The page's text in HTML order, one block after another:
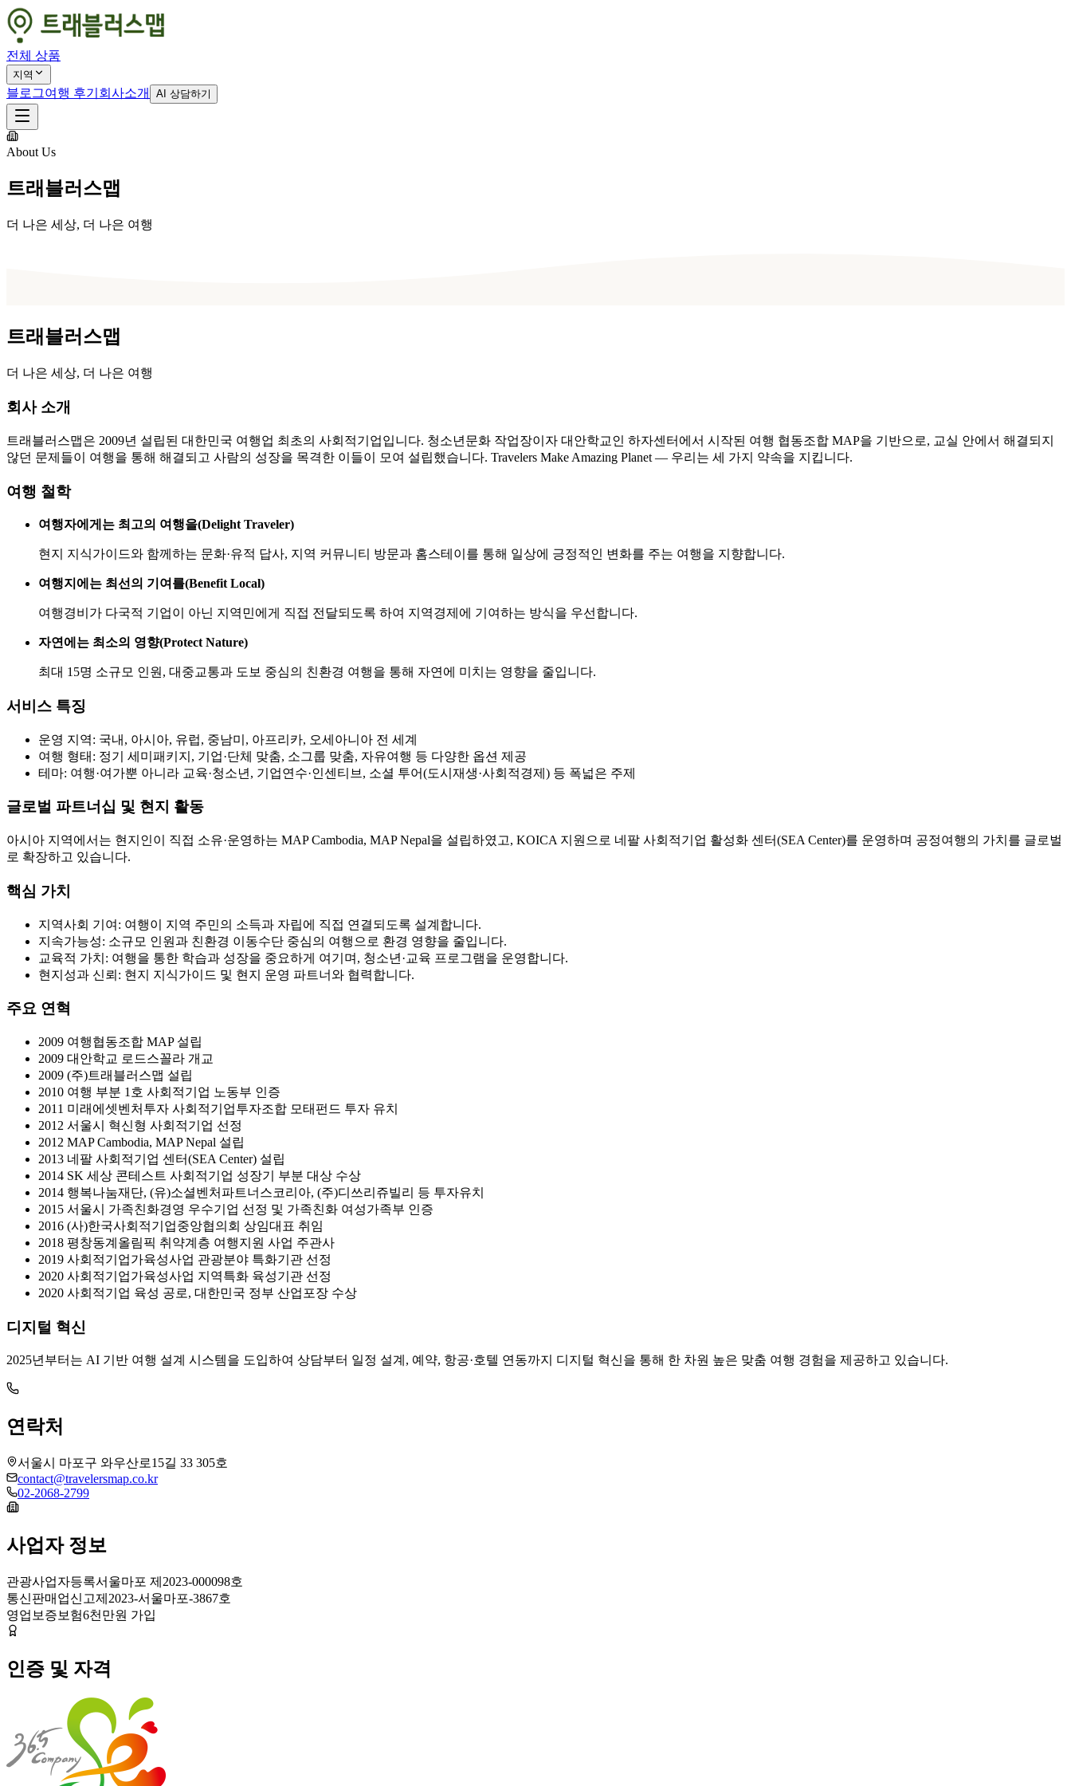
전체 상품
지역
블로그여행 후기 회사소개 AI 상담하기
About Us
트래블러스맵
더 나은 세상, 더 나은 여행
트래블러스맵
더 나은 세상, 더 나은 여행
회사 소개
트래블러스맵은 2009년 설립된 대한민국 여행업 최초의 사회적기업입니다. 청소년문화 작업장이자 대안학교인 하자센터에서 시작된 여행 협동조합 MAP을 기반으로, 교실 안에서 해결되지
않던 문제들이 여행을 통해 해결되고 사람의 성장을 목격한 이들이 모여 설립했습니다. Travelers Make Amazing Planet — 우리는 세 가지 약속을 지킵니다.
여행 철학
여행자에게는 최고의 여행을(Delight Traveler)
현지 지식가이드와 함께하는 문화·유적 답사, 지역 커뮤니티 방문과 홈스테이를 통해 일상에 긍정적인 변화를 주는 여행을 지향합니다.
여행지에는 최선의 기여를(Benefit Local)
여행경비가 다국적 기업이 아닌 지역민에게 직접 전달되도록 하여 지역경제에 기여하는 방식을 우선합니다.
자연에는 최소의 영향(Protect Nature)
최대 15명 소규모 인원, 대중교통과 도보 중심의 친환경 여행을 통해 자연에 미치는 영향을 줄입니다.
서비스 특징
운영 지역: 국내, 아시아, 유럽, 중남미, 아프리카, 오세아니아 전 세계
여행 형태: 정기 세미패키지, 기업·단체 맞춤, 소그룹 맞춤, 자유여행 등 다양한 옵션 제공
테마: 여행·여가뿐 아니라 교육·청소년, 기업연수·인센티브, 소셜 투어(도시재생·사회적경제) 등 폭넓은 주제
글로벌 파트너십 및 현지 활동
아시아 지역에서는 현지인이 직접 소유·운영하는 MAP Cambodia, MAP Nepal을 설립하였고, KOICA 지원으로 네팔 사회적기업 활성화 센터(SEA Center)를 운영하며 공정여행의 가치를 글로벌
로 확장하고 있습니다.
핵심 가치
지역사회 기여: 여행이 지역 주민의 소득과 자립에 직접 연결되도록 설계합니다.
지속가능성: 소규모 인원과 친환경 이동수단 중심의 여행으로 환경 영향을 줄입니다.
교육적 가치: 여행을 통한 학습과 성장을 중요하게 여기며, 청소년·교육 프로그램을 운영합니다.
현지성과 신뢰: 현지 지식가이드 및 현지 운영 파트너와 협력합니다.
주요 연혁
2009 여행협동조합 MAP 설립
2009 대안학교 로드스꼴라 개교
2009 (주)트래블러스맵 설립
2010 여행 부분 1호 사회적기업 노동부 인증
2011 미래에셋벤처투자 사회적기업투자조합 모태펀드 투자 유치
2012 서울시 혁신형 사회적기업 선정
2012 MAP Cambodia, MAP Nepal 설립
2013 네팔 사회적기업 센터(SEA Center) 설립
2014 SK 세상 콘테스트 사회적기업 성장기 부분 대상 수상
2014 행복나눔재단, (유)소셜벤처파트너스코리아, (주)디쓰리쥬빌리 등 투자유치
2015 서울시 가족친화경영 우수기업 선정 및 가족친화 여성가족부 인증
2016 (사)한국사회적기업중앙협의회 상임대표 취임
2018 평창동계올림픽 취약계층 여행지원 사업 주관사
2019 사회적기업가육성사업 관광분야 특화기관 선정
2020 사회적기업가육성사업 지역특화 육성기관 선정
2020 사회적기업 육성 공로, 대한민국 정부 산업포장 수상
디지털 혁신
2025년부터는 AI 기반 여행 설계 시스템을 도입하여 상담부터 일정 설계, 예약, 항공·호텔 연동까지 디지털 혁신을 통해 한 차원 높은 맞춤 여행 경험을 제공하고 있습니다.
연락처
서울시 마포구 와우산로15길 33 305호
contact@travelersmap.co.kr
02-2068-2799
사업자 정보
관광사업자등록서울마포 제2023-000098호
통신판매업신고제2023-서울마포-3867호
영업보증보험6천만원 가입
인증 및 자격